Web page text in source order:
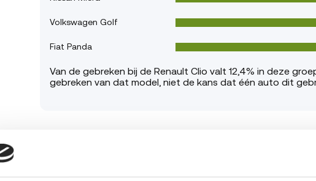
Volkswagen Golf
Fiat Panda
Van de gebreken bij de Renault Clio valt 12,4% in deze
gebreken van dat model, niet de kans dat één auto dit